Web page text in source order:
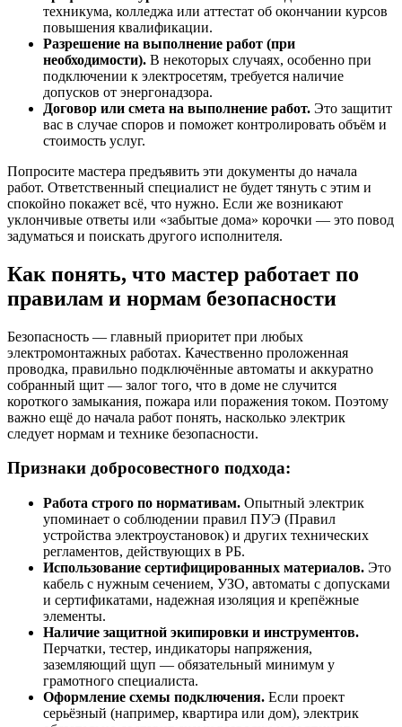
техникума, колледжа или аттестат об окончании курсов
повышения квалификации.
Разрешение на выполнение работ (при
необходимости). В некоторых случаях, особенно при
подключении к электросетям, требуется наличие
допусков от энергонадзора.
Договор или смета на выполнение работ. Это защитит
вас в случае споров и поможет контролировать объём и
стоимость услуг.
Попросите мастера предъявить эти документы до начала
работ. Ответственный специалист не будет тянуть с этим и
спокойно покажет всё, что нужно. Если же возникают
уклончивые ответы или «забытые дома» корочки — это повод
задуматься и поискать другого исполнителя.
Как понять, что мастер работает по
правилам и нормам безопасности
Безопасность — главный приоритет при любых
электромонтажных работах. Качественно проложенная
проводка, правильно подключённые автоматы и аккуратно
собранный щит — залог того, что в доме не случится
короткого замыкания, пожара или поражения током. Поэтому
важно ещё до начала работ понять, насколько электрик
следует нормам и технике безопасности.
Признаки добросовестного подхода:
Работа строго по нормативам. Опытный электрик
упоминает о соблюдении правил ПУЭ (Правил
устройства электроустановок) и других технических
регламентов, действующих в РБ.
Использование сертифицированных материалов. Это
кабель с нужным сечением, УЗО, автоматы с допусками
и сертификатами, надежная изоляция и крепёжные
элементы.
Наличие защитной экипировки и инструментов.
Перчатки, тестер, индикаторы напряжения,
заземляющий щуп — обязательный минимум у
грамотного специалиста.
Оформление схемы подключения. Если проект
серьёзный (например, квартира или дом), электрик